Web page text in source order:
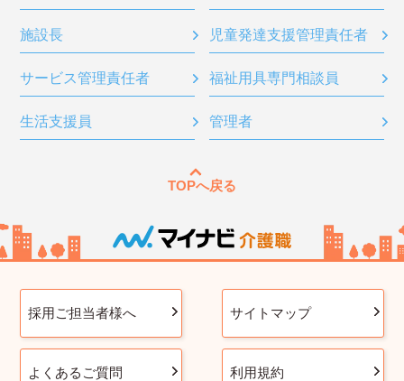
施設長 児童発達支援管理責任者
サービス管理責任者 福祉用具専門相談員
生活支援員 管理者
TOPへ戻る
採用ご担当者様へ サイトマップ
よくあるご質問 利用規約